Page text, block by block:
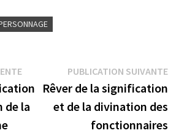
Publication
précédente :
de la
PUBLICATION SUIVANTE
Rêver de la signification
et de la divination des
fonctionnaires